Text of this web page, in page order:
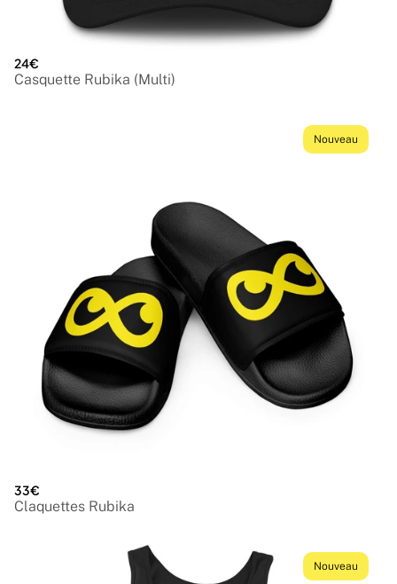
24€
Casquette Rubika (Multi)
Nouveau
33€
Claquettes Rubika
Nouveau